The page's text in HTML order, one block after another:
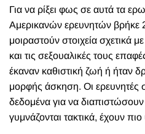
Για να ρίξει φως σε αυτά τα
Αμερικανών ερευνητών
μοιραστούν στοιχεία σχετικά
και τις σεξουαλικές τους
έκαναν καθιστική ζωή ή ήταν
μορφής άσκηση. Οι ερευνητές
δεδομένα για να
γυμνάζονται τακτικά, έχουν